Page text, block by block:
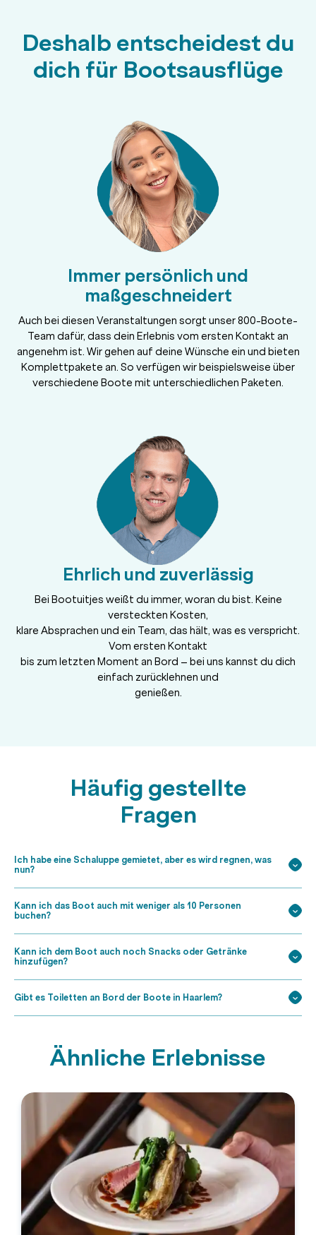
Deshalb entscheidest du
dich für Bootsausflüge
Immer persönlich und
maßgeschneidert
Auch bei diesen Veranstaltungen sorgt unser 800-Boote-
Team dafür, dass dein Erlebnis vom ersten Kontakt an
angenehm ist. Wir gehen auf deine Wünsche ein und bieten
Komplettpakete an. So verfügen wir beispielsweise über
verschiedene Boote mit unterschiedlichen Paketen.
Ehrlich und zuverlässig
Bei Bootuitjes weißt du immer, woran du bist. Keine
versteckten Kosten,
klare Absprachen und ein Team, das hält, was es verspricht.
Vom ersten Kontakt
bis zum letzten Moment an Bord – bei uns kannst du dich
einfach zurücklehnen und
genießen.
Häufig gestellte
Fragen
Ich habe eine Schaluppe gemietet, aber es wird regnen, was
nun?
Kann ich das Boot auch mit weniger als 10 Personen
buchen?
Kann ich dem Boot auch noch Snacks oder Getränke
hinzufügen?
Gibt es Toiletten an Bord der Boote in Haarlem?
Ähnliche Erlebnisse